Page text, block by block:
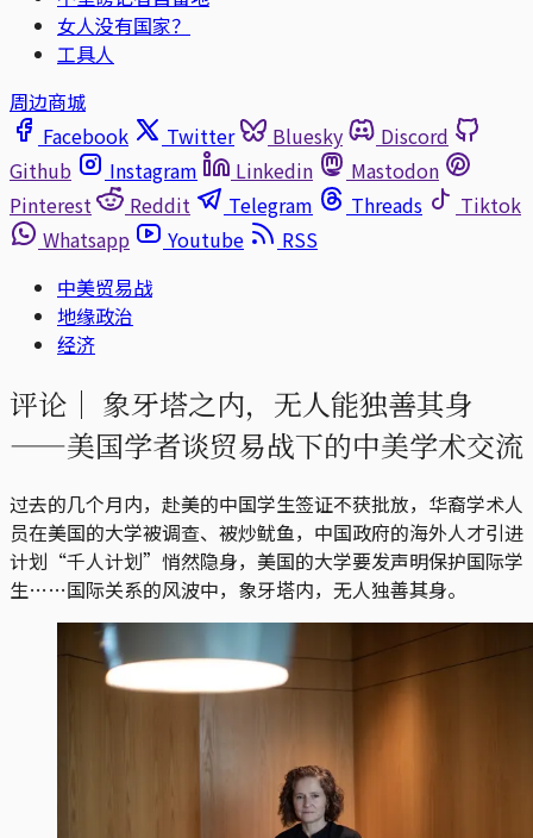
女人没有国家？
工具人
周边商城
Facebook
Twitter Bluesky
Discord
Github
Instagram Linkedin
Mastodon
Pinterest
Reddit Telegram Threads
Tiktok
Whatsapp
Youtube
RSS
中美贸易战
地缘政治
经济
评论｜ 象牙塔之内，无人能独善其身
——美国学者谈贸易战下的中美学术交流
过去的几个月内，赴美的中国学生签证不获批放，华裔学术人
员在美国的大学被调查、被炒鱿鱼，中国政府的海外人才引进
计划“千人计划”悄然隐身，美国的大学要发声明保护国际学
生……国际关系的风波中，象牙塔内，无人独善其身。